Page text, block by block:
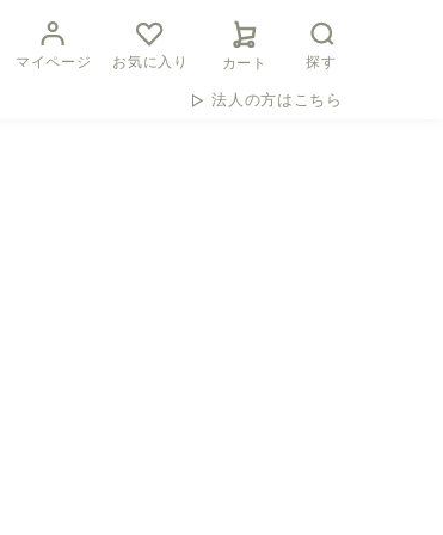
マイページ お気に入り カート 探す
法人の方はこちら